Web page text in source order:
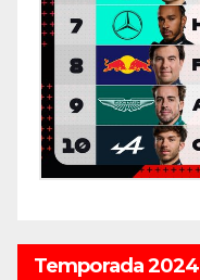
Temporada 2024